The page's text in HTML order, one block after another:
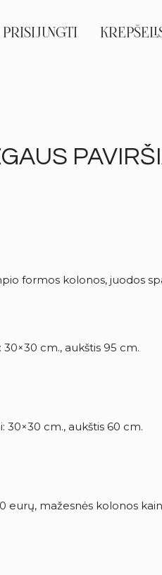
PRISIJUNGTI
formos kolonos, juodos
cm., aukštis 95 cm.
30×30 cm., aukštis 60 cm.
eurų, mažesnės kolonos